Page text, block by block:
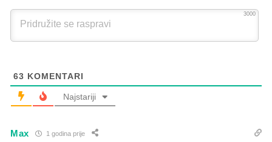
3000
63 KOMENTARI
Najstariji
Max 1 godina prije